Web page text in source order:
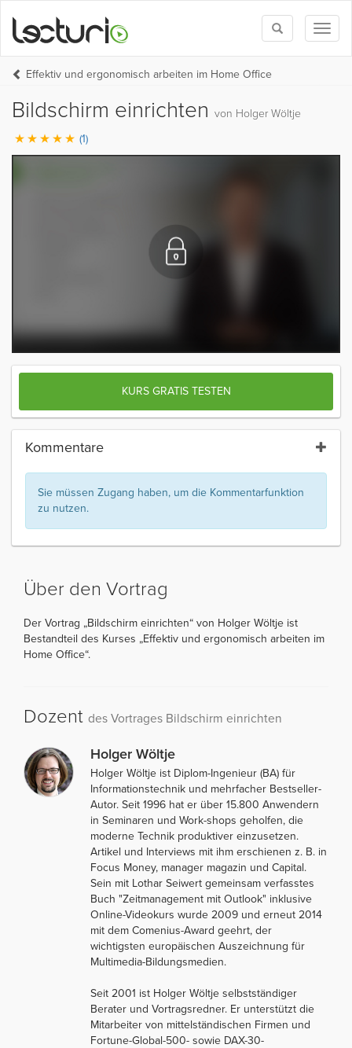
Toggle
search
Effektiv und ergonomisch arbeiten im Home Office
Bildschirm einrichten von Holger Wöltje
(1)
KURS GRATIS TESTEN
Kommentare
Sie müssen Zugang haben, um die Kommentarfunktion
zu nutzen.
Über den Vortrag
Der Vortrag „Bildschirm einrichten“ von Holger Wöltje ist
Bestandteil des Kurses „Effektiv und ergonomisch arbeiten im
Home Office“.
Dozent des Vortrages Bildschirm einrichten
Holger Wöltje
Holger Wöltje ist Diplom-Ingenieur (BA) für
Informationstechnik und mehrfacher Bestseller-
Autor. Seit 1996 hat er über 15.800 Anwendern
in Seminaren und Work-shops geholfen, die
moderne Technik produktiver einzusetzen.
Artikel und Interviews mit ihm erschienen z. B. in
Focus Money, manager magazin und Capital.
Sein mit Lothar Seiwert gemeinsam verfasstes
Buch "Zeitmanagement mit Outlook" inklusive
Online-Videokurs wurde 2009 und erneut 2014
mit dem Comenius-Award geehrt, der
wichtigsten europäischen Auszeichnung für
Multimedia-Bildungsmedien.
Seit 2001 ist Holger Wöltje selbstständiger
Berater und Vortragsredner. Er unterstützt die
Mitarbeiter von mittelständischen Firmen und
Fortune-Global-500- sowie DAX-30-